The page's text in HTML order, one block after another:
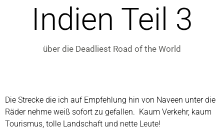
Indien Teil 3
über die Deadliest Road of the World
Die Strecke die ich auf Empfehlung hin von Naveen unter die
Räder nehme weiß sofort zu gefallen. Kaum Verkehr, kaum
Tourismus, tolle Landschaft und nette Leute!